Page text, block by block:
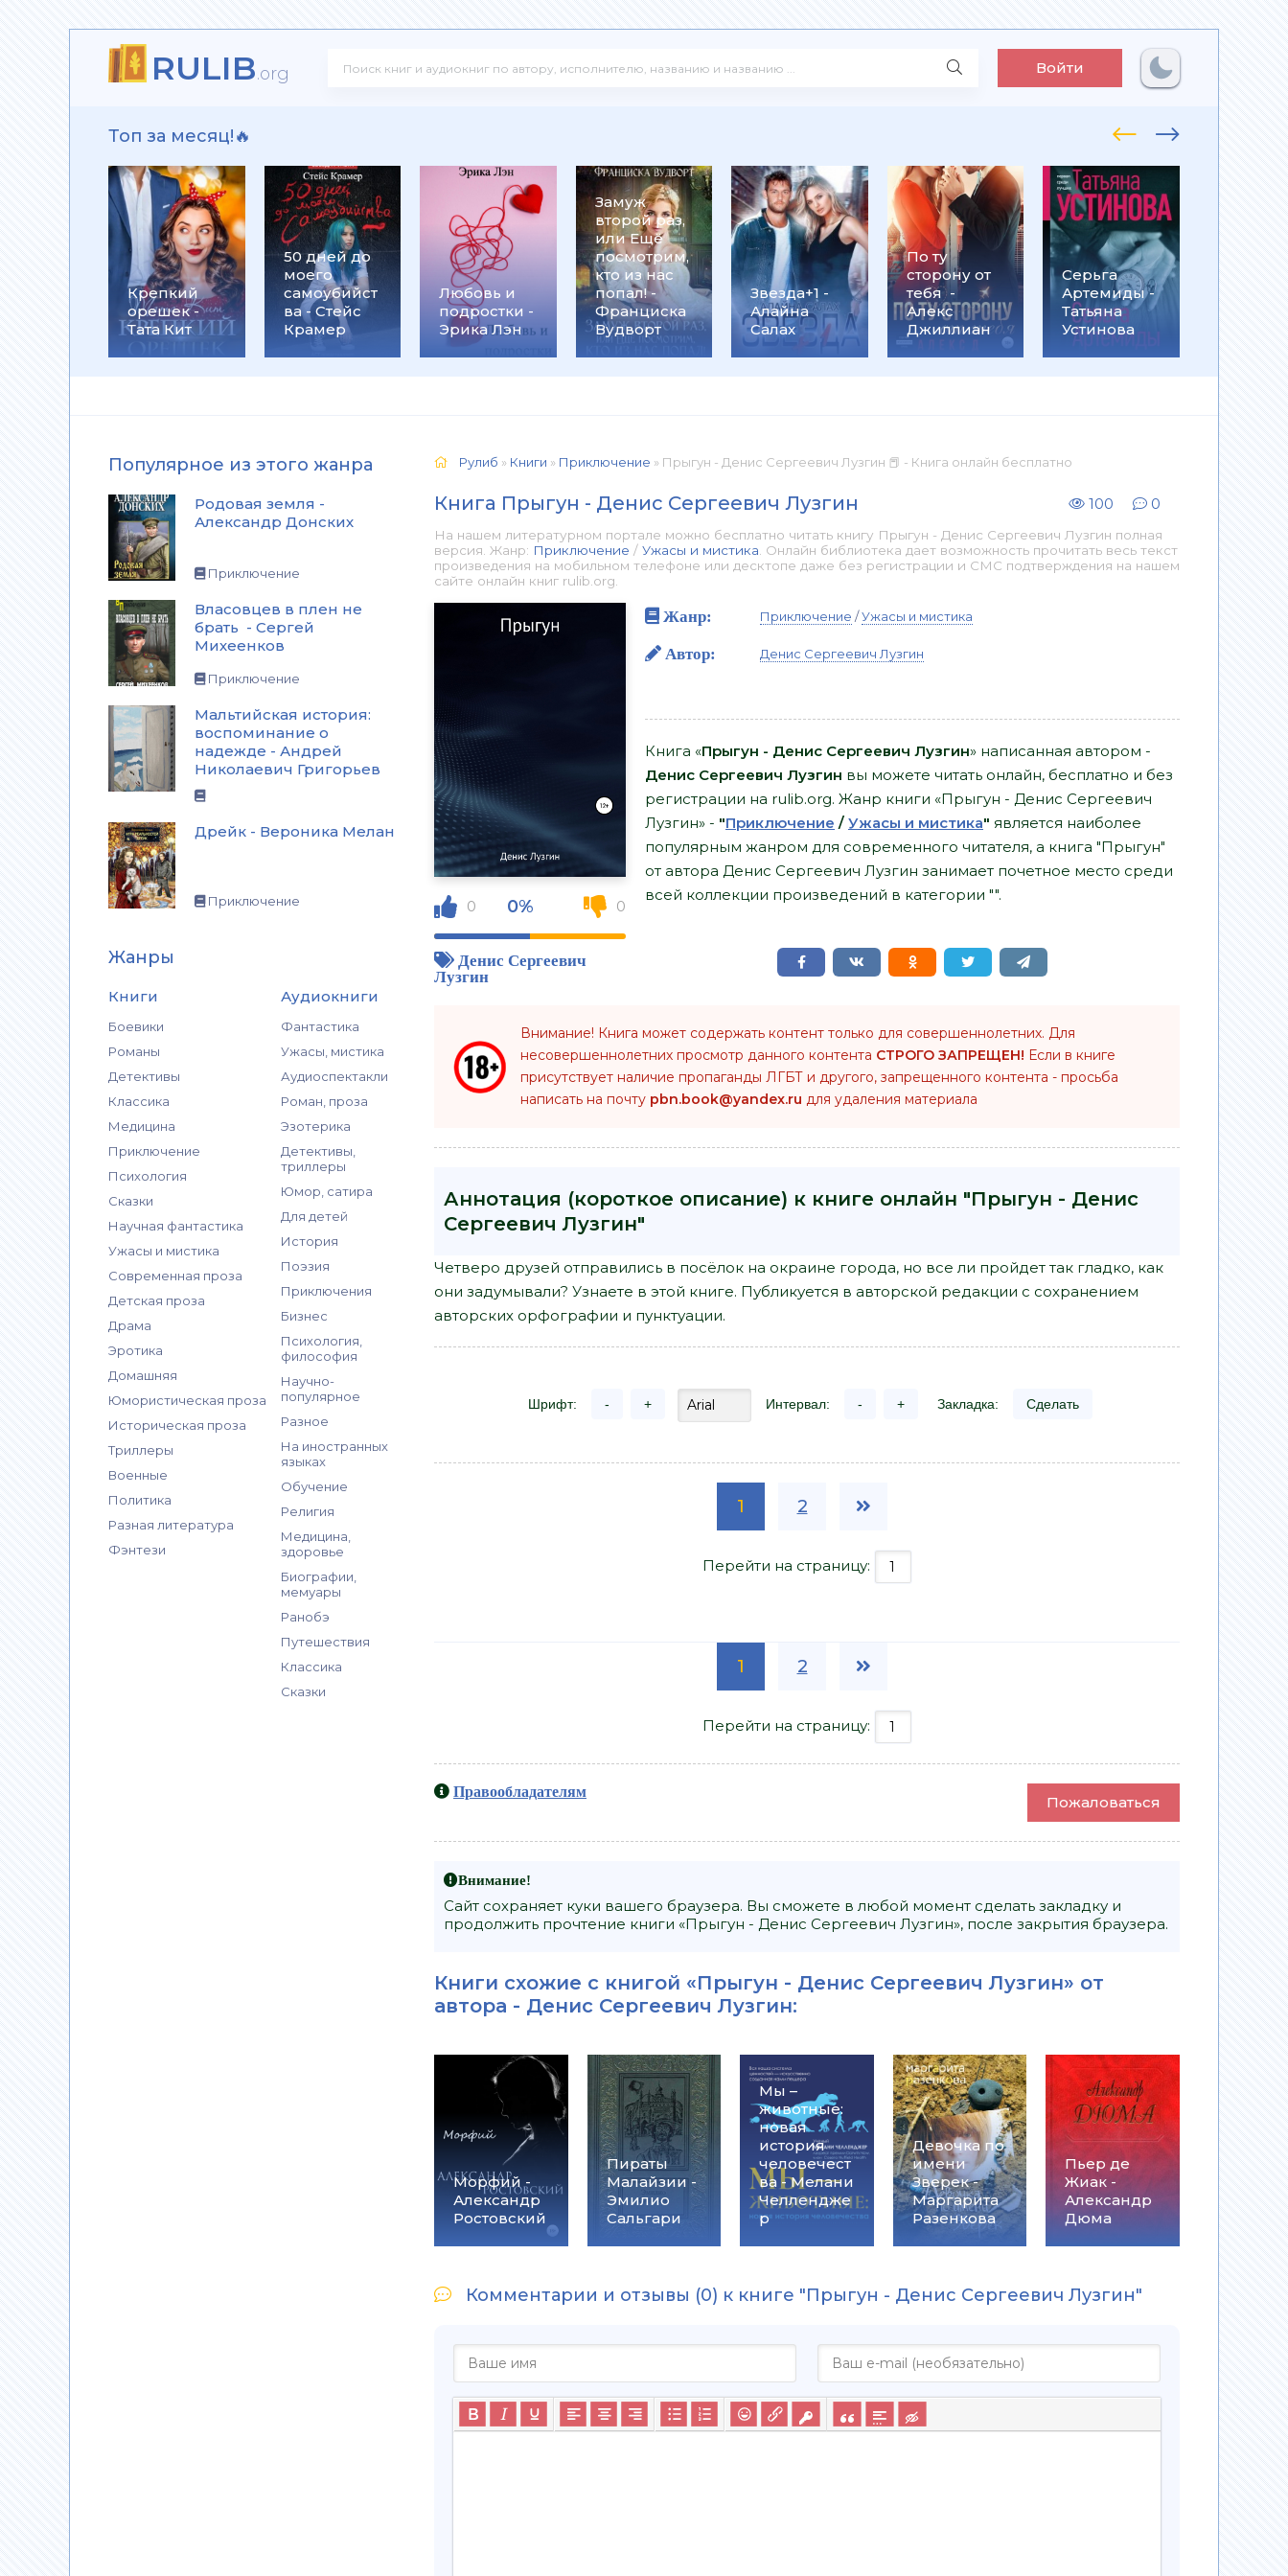
RULIB.org Войти
Топ за месяц!🔥
Крепкий
орешек -
Тата Кит
50 дней до
моего
самоубийст
ва - Стейс
Крамер
Любовь и
подростки -
Эрика Лэн
Замуж
второй раз,
или Ещё
посмотрим,
кто из нас
попал! -
Франциска
Вудворт
Звезда+1 -
Алайна
Салах
По ту
сторону от
тебя -
Алекс
Джиллиан
Серьга
Артемиды -
Татьяна
Устинова
на
- Ольга
Громыко
Популярное из этого жанра
Родовая земля -
Александр Донских
Приключение
Власовцев в плен не
брать - Сергей
Михеенков
Приключение
Мальтийская история:
воспоминание о
надежде - Андрей
Николаевич Григорьев
Дрейк - Вероника Мелан
Приключение
Жанры
Книги
Боевики
Романы
Детективы
Классика
Медицина
Приключение
Психология
Сказки
Научная фантастика
Ужасы и мистика
Современная проза
Детская проза
Драма
Эротика
Домашняя
Юмористическая проза
Историческая проза
Триллеры
Военные
Политика
Разная литература
Фэнтези
Аудиокниги
Фантастика
Ужасы, мистика
Аудиоспектакли
Роман, проза
Эзотерика
Детективы,
триллеры
Юмор, сатира
Для детей
История
Поэзия
Приключения
Бизнес
Психология,
философия
Научно-
популярное
Разное
На иностранных
языках
Обучение
Религия
Медицина,
здоровье
Биографии,
мемуары
Ранобэ
Путешествия
Классика
Сказки
Рулиб » Книги » Приключение » Прыгун - Денис Сергеевич Лузгин 📕 - Книга онлайн бесплатно
Книга Прыгун - Денис Сергеевич Лузгин 100 0
На нашем литературном портале можно бесплатно читать книгу Прыгун - Денис Сергеевич Лузгин полная
версия. Жанр: Приключение / Ужасы и мистика . Онлайн библиотека дает возможность прочитать весь текст
произведения на мобильном телефоне или десктопе даже без регистрации и СМС подтверждения на нашем
сайте онлайн книг rulib.org.
0 0% 0
Денис Сергеевич
Лузгин
Жанр: Приключение /Ужасы и мистика
Автор: Денис Сергеевич Лузгин
Книга «Прыгун - Денис Сергеевич Лузгин» написанная автором -
Денис Сергеевич Лузгин вы можете читать онлайн, бесплатно и без
регистрации на rulib.org. Жанр книги «Прыгун - Денис Сергеевич
Лузгин» - "Приключение / Ужасы и мистика" является наиболее
популярным жанром для современного читателя, а книга "Прыгун"
от автора Денис Сергеевич Лузгин занимает почетное место среди
всей коллекции произведений в категории "".
Внимание! Книга может содержать контент только для совершеннолетних. Для
несовершеннолетних просмотр данного контента СТРОГО ЗАПРЕЩЕН! Если в книге
присутствует наличие пропаганды ЛГБТ и другого, запрещенного контента - просьба
написать на почту pbn.book@yandex.ru для удаления материала
Аннотация (короткое описание) к книге онлайн "Прыгун - Денис
Сергеевич Лузгин"
Четверо друзей отправились в посёлок на окраине города, но все ли пройдет так гладко, как
они задумывали? Узнаете в этой книге. Публикуется в авторской редакции с сохранением
авторских орфографии и пунктуации.
Шрифт: - + Интервал: - + Закладка: Сделать
1 2
Перейти на страницу:
1 2
Перейти на страницу:
Правообладателям
Пожаловаться
Внимание!
Сайт сохраняет куки вашего браузера. Вы сможете в любой момент сделать закладку и
продолжить прочтение книги «Прыгун - Денис Сергеевич Лузгин», после закрытия браузера.
Книги схожие с книгой «Прыгун - Денис Сергеевич Лузгин» от
автора - Денис Сергеевич Лузгин:
Морфий -
Александр
Ростовский
Пираты
Малайзии -
Эмилио
Сальгари
Мы –
животные:
новая
история
человечест
ва - Мелани
Челлендже
р
Девочка по
имени
Зверек -
Маргарита
Разенкова
Пьер де
Жиак -
Александр
Дюма
Комментарии и отзывы (0) к книге "Прыгун - Денис Сергеевич Лузгин"
Донских
- Сергей Михеенков
о надежде - Андрей Николаевич Григорьев